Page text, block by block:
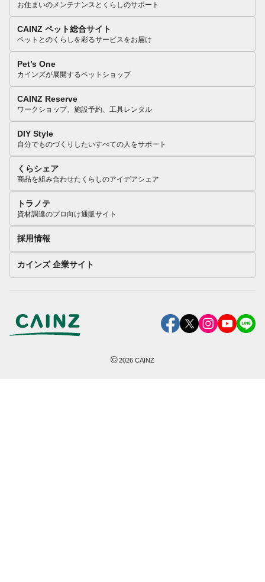
お住まいのメンテナンスとくらしのサポート
CAINZ ペット総合サイト
ペットとのくらしを彩るサービスをお届け
Pet’s One
カインズが展開するペットショップ
CAINZ Reserve
ワークショップ、施設予約、工具レンタル
DIY Style
自分でものづくりしたいすべての人をサポート
くらシェア
商品を組み合わせたくらしのアイデアシェア
トラノテ
資材調達のプロ向け通販サイト
採用情報
カインズ 企業サイト
©2026 CAINZ